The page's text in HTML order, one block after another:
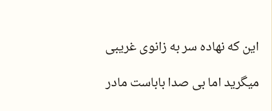
این که نهاده سر به زانوی غریبی
میگرید اما بی صدا باباست مادر